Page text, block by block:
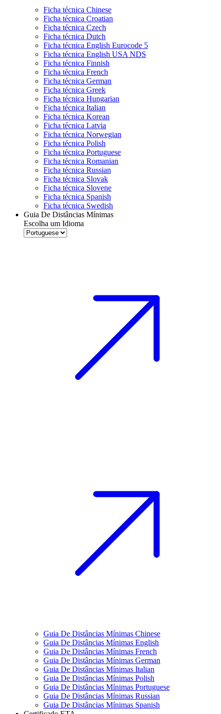
Ficha técnica Chinese
Ficha técnica Croatian
Ficha técnica Czech
Ficha técnica Dutch
Ficha técnica English Eurocode 5
Ficha técnica English USA NDS
Ficha técnica Finnish
Ficha técnica French
Ficha técnica German
Ficha técnica Greek
Ficha técnica Hungarian
Ficha técnica Italian
Ficha técnica Korean
Ficha técnica Latvia
Ficha técnica Norwegian
Ficha técnica Polish
Ficha técnica Portuguese
Ficha técnica Romanian
Ficha técnica Russian
Ficha técnica Slovak
Ficha técnica Slovene
Ficha técnica Spanish
Ficha técnica Swedish
Guia De Distâncias Mínimas
Escolha um Idioma
Guia De Distâncias Mínimas Chinese
Guia De Distâncias Mínimas English
Guia De Distâncias Mínimas French
Guia De Distâncias Mínimas German
Guia De Distâncias Mínimas Italian
Guia De Distâncias Mínimas Polish
Guia De Distâncias Mínimas Portuguese
Guia De Distâncias Mínimas Russian
Guia De Distâncias Mínimas Spanish